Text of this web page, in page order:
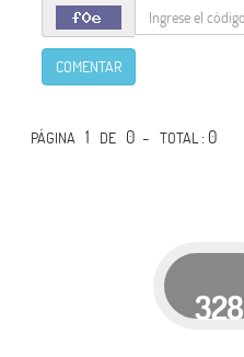
COMENTAR
PÁGINA 1 DE 0 -TOTAL: 0
328